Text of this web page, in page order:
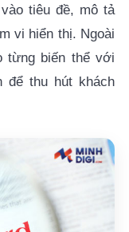
tiêu đề, mô tả
vi hiển thị. Ngoài
từng biến thể với
để thu hút khách